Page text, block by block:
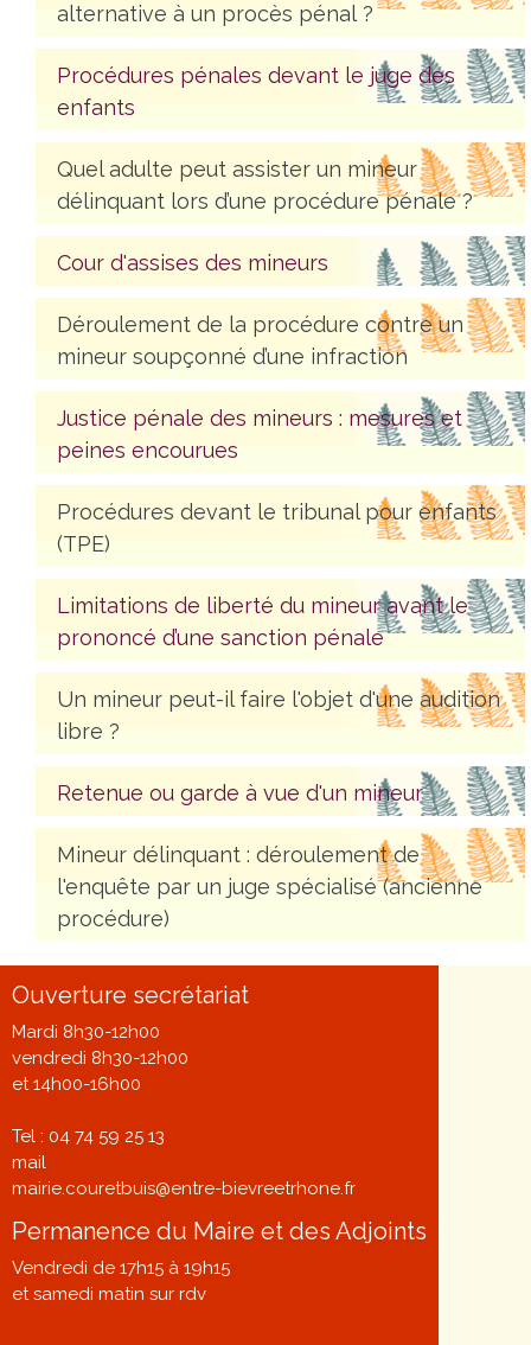
alternative à un procès pénal ?
Procédures pénales devant le juge des
enfants
Quel adulte peut assister un mineur
délinquant lors d’une procédure pénale ?
Cour d'assises des mineurs
Déroulement de la procédure contre un
mineur soupçonné d’une infraction
Justice pénale des mineurs : mesures et
peines encourues
Procédures devant le tribunal pour enfants
(TPE)
Limitations de liberté du mineur avant le
prononcé d’une sanction pénale
Un mineur peut-il faire l'objet d'une audition
libre ?
Retenue ou garde à vue d'un mineur
Mineur délinquant : déroulement de
l'enquête par un juge spécialisé (ancienne
procédure)
Ouverture secrétariat
Mardi 8h30-12h00
vendredi 8h30-12h00
et 14h00-16h00
Tel : 04 74 59 25 13
mail
mairie.couretbuis@entre-bievreetrhone.fr
Permanence du Maire et des Adjoints
Vendredi de 17h15 à 19h15
et samedi matin sur rdv